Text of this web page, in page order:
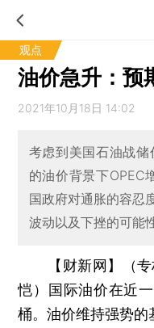
观点
油价急升：预
2021年10月18日 14:02
考虑到美国石油战
的油价背景下OPEC
国政府对通胀的容忍
波动以及下挫的可能
【财新网】（
恺）
国际油价在近
桶。油价维持强势的